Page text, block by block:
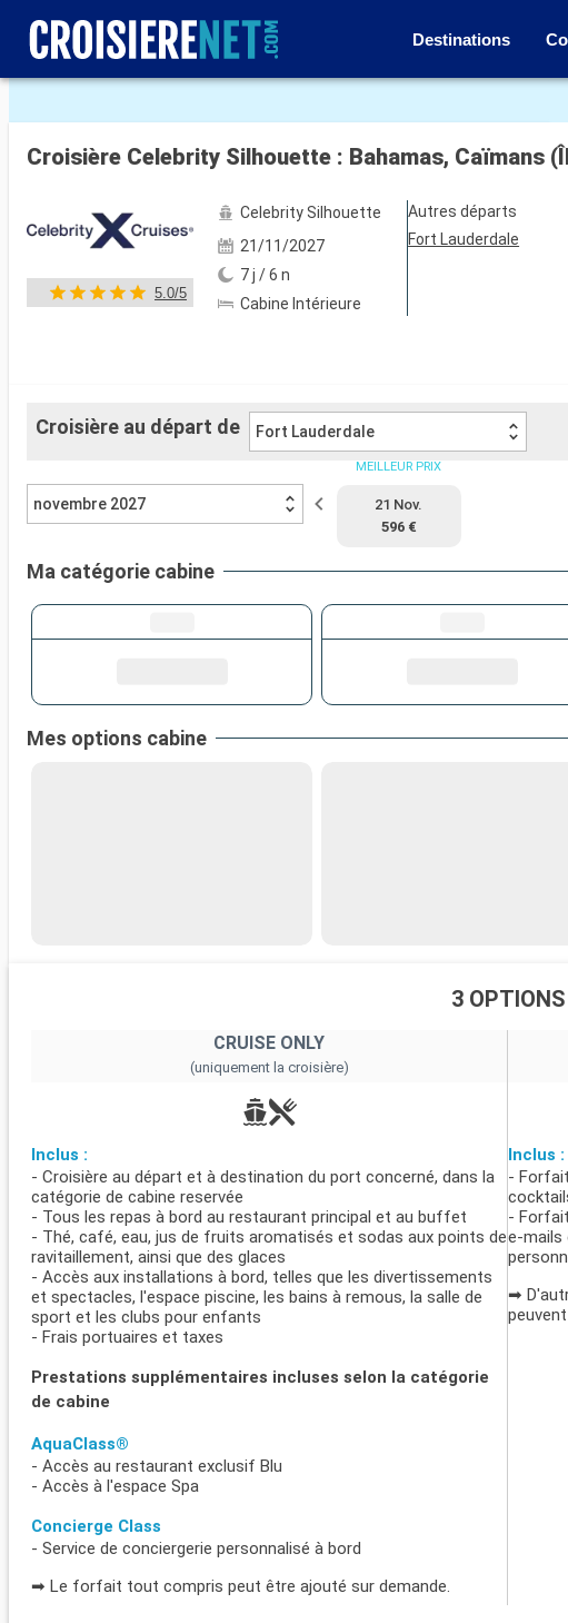
Destinations
Voir les 75 autres photos
Croisière Celebrity Silhouette : Bahamas, Caïmans
5.0/5
Celebrity Silhouette
21/11/2027
7 j / 6 n
Cabine Intérieure
Autres départs
Fort Lauderdale
Croisière au départ de Fort Lauderdale
novembre 2027
MEILLEUR PRIX
21 Nov.
596 €
Ma catégorie cabine
Mes options cabine
3
CRUISE ONLY
(uniquement la croisière)
Inclus :
- Croisière au départ et à destination du port concerné, dans la
catégorie de cabine reservée
- Tous les repas à bord au restaurant principal et au buffet
- Thé, café, eau, jus de fruits aromatisés et sodas aux points de
ravitaillement, ainsi que des glaces
- Accès aux installations à bord, telles que les divertissements
et spectacles, l'espace piscine, les bains à remous, la salle de
sport et les clubs pour enfants
- Frais portuaires et taxes
Prestations supplémentaires incluses selon la catégorie
de cabine
AquaClass®
- Accès au restaurant exclusif Blu
- Accès à l'espace Spa
Concierge Class
- Service de conciergerie personnalisé à bord
➡ Le forfait tout compris peut être ajouté sur demande.
Inclus :
-
-
e-mails
➡